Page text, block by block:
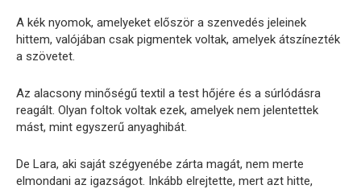
A kék nyomok, amelyeket először a szenvedés jeleinek
hittem, valójában csak pigmentek voltak, amelyek átszínezték
a szövetet.
Az alacsony minőségű textil a test hőjére és a súrlódásra
reagált. Olyan foltok voltak ezek, amelyek nem jelentettek
mást, mint egyszerű anyaghibát.
De Lara, aki saját szégyenébe zárta magát, nem merte
elmondani az igazságot. Inkább elrejtette, mert azt hitte,